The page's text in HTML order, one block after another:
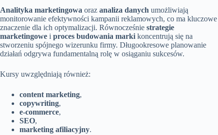
Analityka marketingowa oraz analiza danych umożliwiają
monitorowanie efektywności kampanii reklamowych, co ma kluczowe
znaczenie dla ich optymalizacji. Równocześnie strategie
marketingowe i proces budowania marki koncentrują się na
stworzeniu spójnego wizerunku firmy. Długookresowe planowanie
działań odgrywa fundamentalną rolę w osiąganiu sukcesów.
Kursy uwzględniają również:
content marketing,
copywriting,
e-commerce,
SEO,
marketing afiliacyjny.